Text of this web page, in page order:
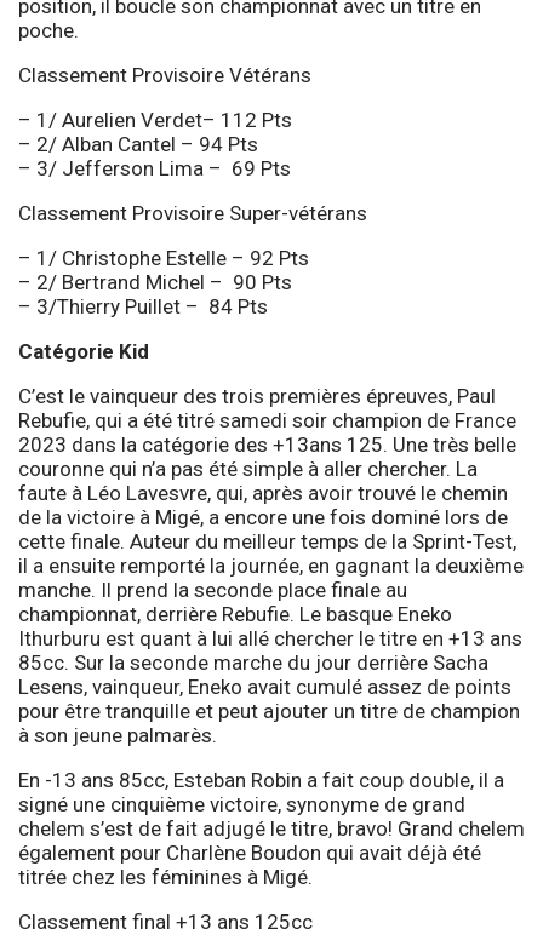
position, il boucle son championnat avec un titre en
poche.
Classement Provisoire Vétérans
– 1/ Aurelien Verdet– 112 Pts
– 2/ Alban Cantel – 94 Pts
– 3/ Jefferson Lima – 69 Pts
Classement Provisoire Super-vétérans
– 1/ Christophe Estelle – 92 Pts
– 2/ Bertrand Michel – 90 Pts
– 3/Thierry Puillet – 84 Pts
Catégorie Kid
C’est le vainqueur des trois premières épreuves, Paul
Rebufie, qui a été titré samedi soir champion de France
2023 dans la catégorie des +13ans 125. Une très belle
couronne qui n’a pas été simple à aller chercher. La
faute à Léo Lavesvre, qui, après avoir trouvé le chemin
de la victoire à Migé, a encore une fois dominé lors de
cette finale. Auteur du meilleur temps de la Sprint-Test,
il a ensuite remporté la journée, en gagnant la deuxième
manche. Il prend la seconde place finale au
championnat, derrière Rebufie. Le basque Eneko
Ithurburu est quant à lui allé chercher le titre en +13 ans
85cc. Sur la seconde marche du jour derrière Sacha
Lesens, vainqueur, Eneko avait cumulé assez de points
pour être tranquille et peut ajouter un titre de champion
à son jeune palmarès.
En -13 ans 85cc, Esteban Robin a fait coup double, il a
signé une cinquième victoire, synonyme de grand
chelem s’est de fait adjugé le titre, bravo! Grand chelem
également pour Charlène Boudon qui avait déjà été
titrée chez les féminines à Migé.
Classement final +13 ans 125cc